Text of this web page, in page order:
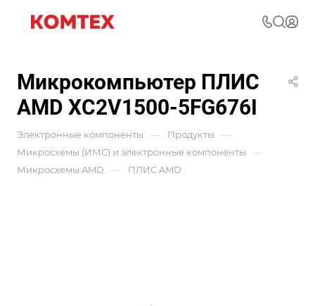
Микрокомпьютер ПЛИС
AMD XC2V1500-5FG676I
Электронные компоненты — Продукты —
Микросхемы (ИМС) и электронные компоненты —
Микросхемы AMD — ПЛИС AMD